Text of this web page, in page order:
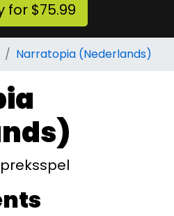
for $75.99
Narratopia (Nederlands)